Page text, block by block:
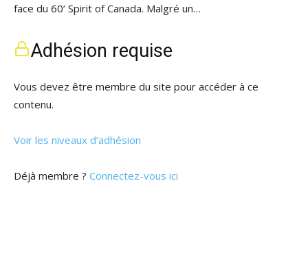
face du 60’ Spirit of Canada. Malgré un…
Adhésion requise
Vous devez être membre du site pour accéder à ce
contenu.
Voir les niveaux d’adhésion
Déjà membre ? Connectez-vous ici